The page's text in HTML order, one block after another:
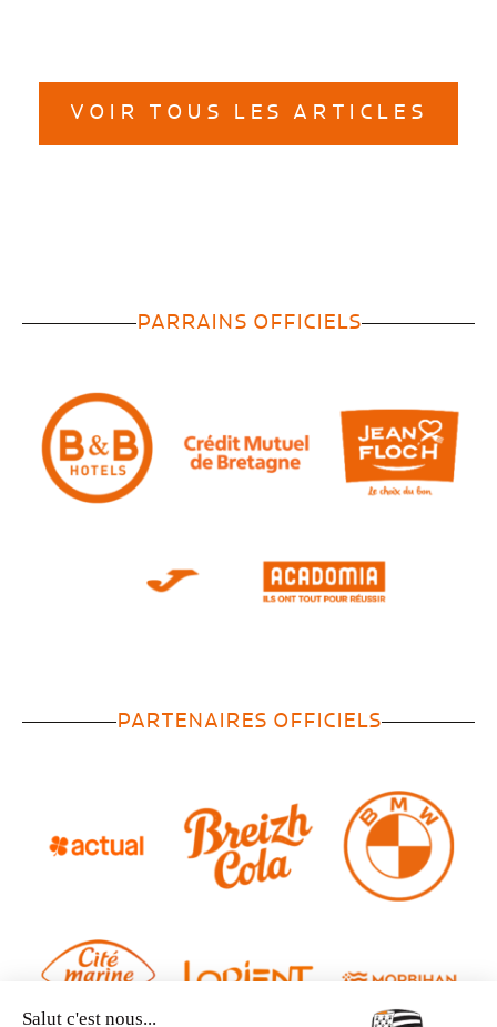
VOIR TOUS LES ARTICLES
PARRAINS OFFICIELS
PARTENAIRES OFFICIELS